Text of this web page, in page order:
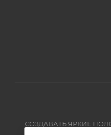
СОЗДАВАТЬ ЯРКИЕ